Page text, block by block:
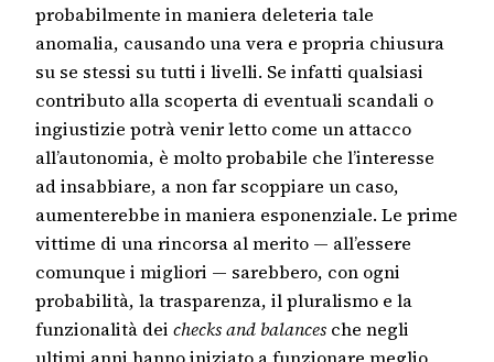
probabilmente in maniera deleteria tale
anomalia, causando una vera e propria chiusura
su se stessi su tutti i livelli. Se infatti qualsiasi
contributo alla scoperta di eventuali scandali o
ingiustizie potrà venir letto come un attacco
all’autonomia, è molto probabile che l’interesse
ad insabbiare, a non far scoppiare un caso,
aumenterebbe in maniera esponenziale. Le prime
vittime di una rincorsa al merito — all’essere
comunque i migliori — sarebbero, con ogni
probabilità, la trasparenza, il pluralismo e la
funzionalità dei checks and balances che negli
ultimi anni hanno iniziato a funzionare meglio